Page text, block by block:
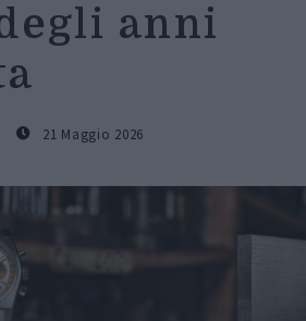
anni
21 Maggio 2026